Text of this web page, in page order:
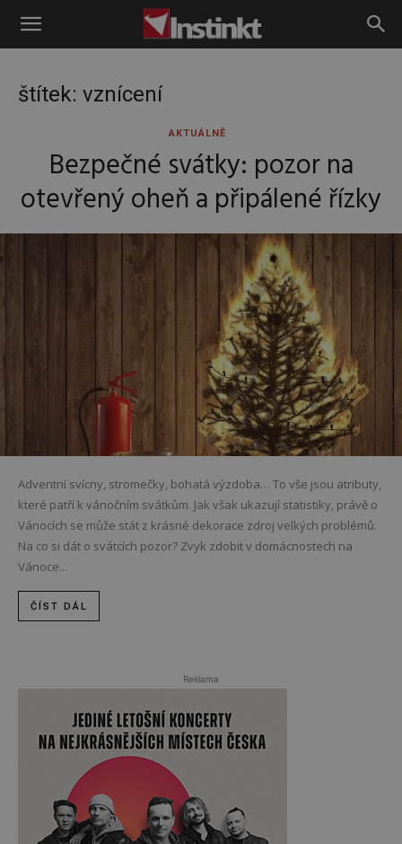
Instinkt
štítek: vznícení
AKTUÁLNĚ
Bezpečné svátky: pozor na
otevřený oheň a připálené řízky
Adventní svícny, stromečky, bohatá výzdoba… To vše jsou atributy,
které patří k vánočním svátkům. Jak však ukazují statistiky, právě o
Vánocích se může stát z krásné dekorace zdroj velkých problémů.
Na co si dát o svátcích pozor? Zvyk zdobit v domácnostech na
Vánoce...
ČÍST DÁL
Reklama